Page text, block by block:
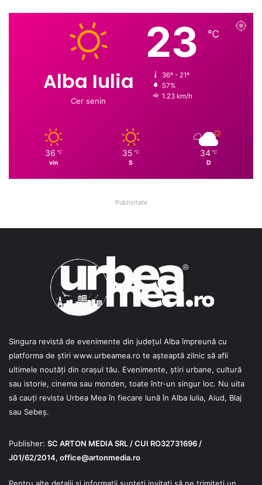
Alba Iulia
Cer senin
23 ℃
36º - 21º
57%
1.23 km/h
36 ℃
vin
35 ℃
S
34 ℃
D
Publicitate
Singura revistă de evenimente din județul Alba împreună cu
platforma de știri www.urbeamea.ro te așteaptă zilnic să afli
ultimele noutăți din orașul tău. Evenimente, știri urbane, cultură
sau istorie, cinema sau monden, toate într-un singur loc. Nu uita
să cauți revista Urbea Mea în fiecare lună în Alba Iulia, Aiud, Blaj
sau Sebeș.
Publisher: SC ARTON MEDIA SRL / CUI RO32731696 /
J01/62/2014, office@artonmedia.ro
Pentru alte detalii și informații sunteți invitați să ne trimiteți un